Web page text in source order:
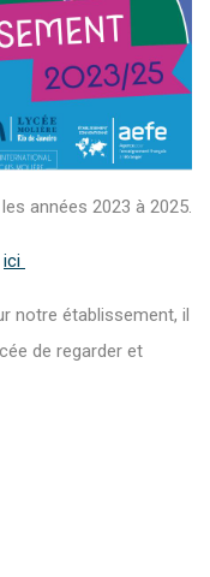
années 2023 à 2025.
ici
notre établissement, il
de regarder et